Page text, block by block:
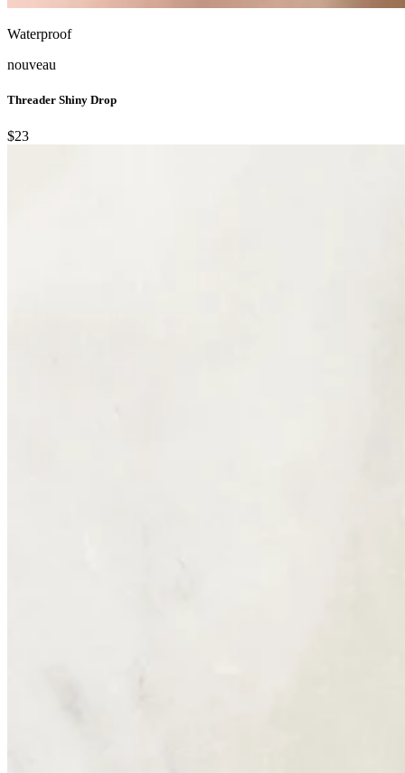
Waterproof
nouveau
Threader Shiny Drop
$23